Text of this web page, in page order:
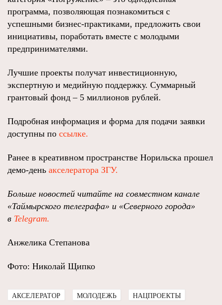
программа, позволяющая познакомиться с
успешными бизнес-практиками, предложить свои
инициативы, поработать вместе с молодыми
предпринимателями.
Лучшие проекты получат инвестиционную,
экспертную и медийную поддержку. Суммарный
грантовый фонд – 5 миллионов рублей.
Подробная информация и форма для подачи заявки
доступны по ссылке.
Ранее в креативном пространстве Норильска прошел
демо-день акселератора ЗГУ.
Больше новостей читайте на совместном канале
«Таймырского телеграфа» и «Северного города»
в Telegram.
Анжелика Степанова
Фото: Николай Щипко
АКСЕЛЕРАТОР МОЛОДЕЖЬ НАЦПРОЕКТЫ